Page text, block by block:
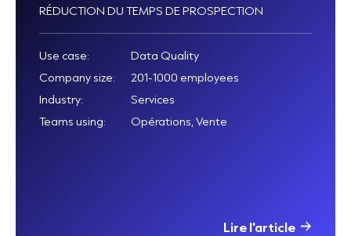
RÉDUCTION DU TEMPS DE PROSPECTION
Use case:
Data Quality
Company size:
201-1000 employees
Industry:
Services
Teams using:
Opérations, Vente
Lire l'article